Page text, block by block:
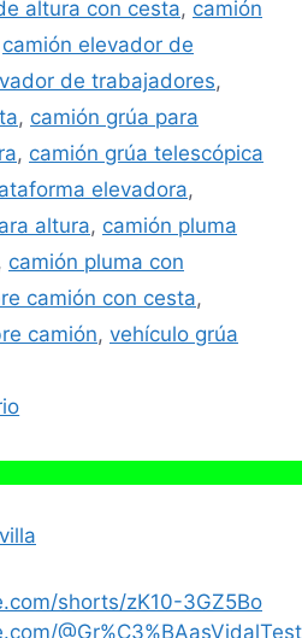
altura con cesta, camión
camión elevador de
de trabajadores,
, camión grúa para
, camión grúa telescópica
elevadora,
altura, camión pluma
camión pluma con
camión con cesta,
camión, vehículo grúa
shorts/zK10-3GZ5Bo